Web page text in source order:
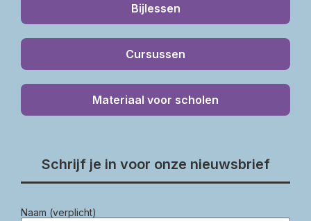
Bijlessen
Cursussen
Materiaal voor scholen
Schrijf je in voor onze nieuwsbrief
Naam (verplicht)